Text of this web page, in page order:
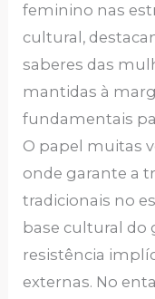
feminino nas
cultural,
saberes das
mantidas à
fundamentais
O papel muitas
onde garante a
tradicionais no
base cultural do
resistência
externas. No